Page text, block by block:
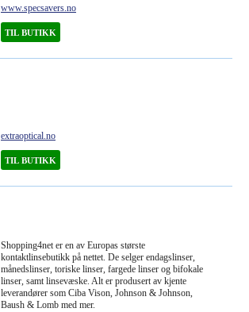
www.specsavers.no
TIL BUTIKK
extraoptical.no
TIL BUTIKK
Shopping4net er en av Europas største
kontaktlinsebutikk på nettet. De selger endagslinser,
månedslinser, toriske linser, fargede linser og bifokale
linser, samt linsevæske. Alt er produsert av kjente
leverandører som Ciba Vison, Johnson & Johnson,
Baush & Lomb med mer.